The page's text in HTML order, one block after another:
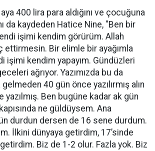
400 lira para aldığını ve çocuğuna
da kaydeden Hatice Nine, "Ben bir
işimi kendim görürüm. Allah
ettirmesin. Bir elimle bir ayağımla
işimi kendim yapayım. Gündüzleri
ağrıyor. Yazımızda bu da
40 gün önce yazılırmış alın
yazılmış. Ben bugüne kadar ak gün
ne güldüysem. Ana
durdun dersen de 16 sene durdum.
İlkini dünyaya getirdim, 17’sinde
Biz de 1-2 olur. Fazla yok. Biz